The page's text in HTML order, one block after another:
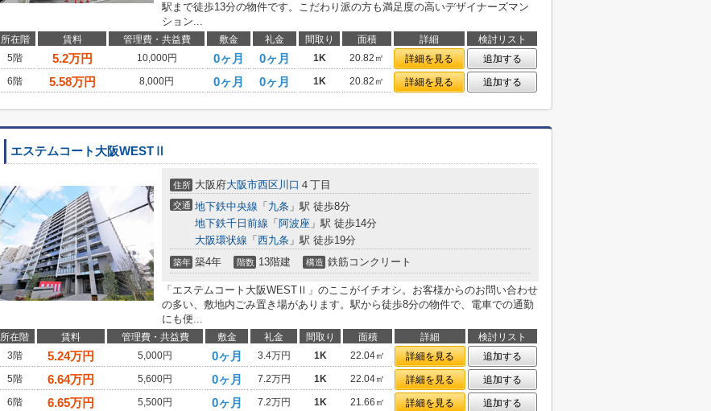
駅まで徒歩13分の物件です。こだわり派の方も満足度の高いデザイナーズマン
ション...
所在階 賃料 管理費・共益費 敷金 礼金 間取り 面積 詳細
検討リスト
5階
5.2万円 10,000円 0ヶ月 0ヶ月 1K 20.82㎡ 詳細を見る
追加する
6階
5.58万円 8,000円 0ヶ月 0ヶ月 1K 20.82㎡ 詳細を見る 追加する
エステムコート大阪WESTⅡ
住所 大阪府大阪市西区川口 ４丁目
交通 地下鉄中央線 「 九条 」駅 徒歩8分
地下鉄千日前線 「 阿波座 」駅 徒歩14分
大阪環状線 「 西九条 」駅 徒歩19分
築年 築4年 階数 13階建 構造 鉄筋コンクリート
「エステムコート大阪WESTⅡ」のここがイチオシ。お客様からのお問い合わせ
の多い、敷地内ごみ置き場があります。駅から徒歩8分の物件で、電車での通勤
にも便...
所在階 賃料 管理費・共益費 敷金 礼金 間取り 面積 詳細
検討リスト
3階
5.24万円 5,000円 0ヶ月 3.4万円 1K 22.04㎡ 詳細を見る
追加する
5階
6.64万円 5,600円 0ヶ月 7.2万円 1K 22.04㎡ 詳細を見る
追加する
6階
6.65万円 5,500円 0ヶ月 7.2万円 1K 21.66㎡ 詳細を見る
追加する